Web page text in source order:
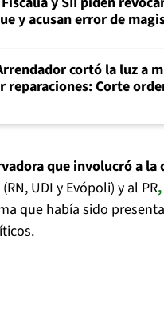
y acusan error de
cortó la luz a
reparaciones: Corte
que involucró a
UDI y Evópoli) y al PR,
que había sido